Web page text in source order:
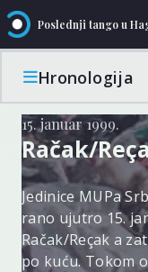
Poslednji tango u
Hronologija
15. januar 1999.
Račak/
Jedinice MUPa
rano ujutro 15.
Račak/Reçak a
po kuću. Tokom